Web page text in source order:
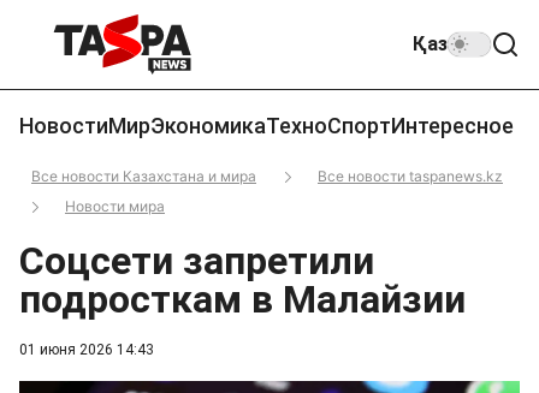
Қаз
НовостиМирЭкономикаТехноСпортИнтересное
Все новости Казахстана и мира
Все новости taspanews.kz
Новости мира
01 июня 2026 14:43
Соцсети запретили
подросткам в Малайзии